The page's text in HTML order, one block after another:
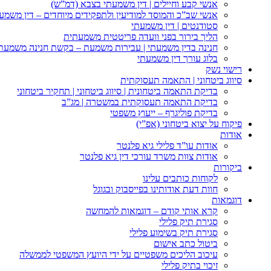
אנשי קבע וחיילים | דין משמעתי בצבא (דמ”ש)
אנשי שב”כ והמוסד למודיעין ולתפקידים מיוחדים – דין
סטודנטים | דין משמעתי
הליך בירור בפני וועדה פריטטית משמעתית
חנינה בדין משמעתי | עבירות משמעת – בקשת חנינה
בלוג עורך דין משמעתי
רישוי נשק
סיווג ביטחוני | התאמה תעסוקתית
בדיקת התאמה ביטחונית | סיווג ביטחוני | תחקיר ביטחוני
בדיקת התאמה תעסוקתית במשטרה | מג”ב
בדיקת פוליגרף – ייעוץ משפטי
פיקוח על יצוא ביטחוני (אפ”י)
אודות
אודות עו”ד פלילי גיא פלנטר
אודות צוות משרד עורכי דין גיא פלנטר
ביקורות
לקוחות כותבים עלינו
חוות דעת אודותינו בפייסבוק ובגוגל
דוגמאות
קרא אותי קודם – דוגמאות להמחשה
סגירת תיק פלילי
סגירת תיק בשימוע פלילי
ביטול כתב אישום
עיכוב הליכים משפטיים על ידי היועץ המשפטי לממשלה
זיכוי בתיק פלילי